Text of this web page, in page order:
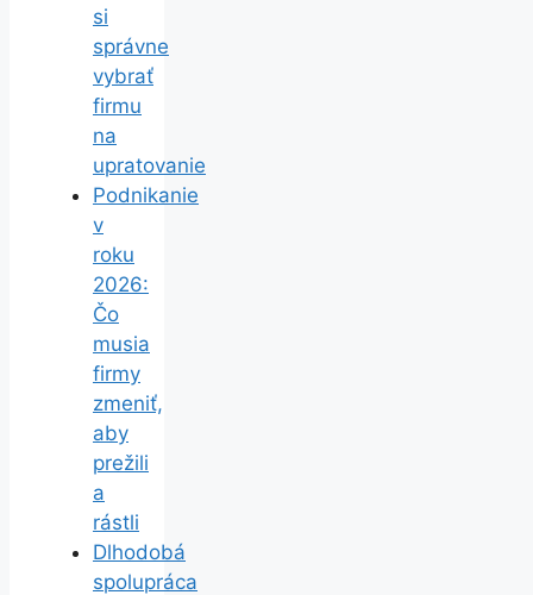
si
správne
vybrať
firmu
na
upratovanie
Podnikanie
v
roku
2026:
Čo
musia
firmy
zmeniť,
aby
prežili
a
rástli
Dlhodobá
spolupráca